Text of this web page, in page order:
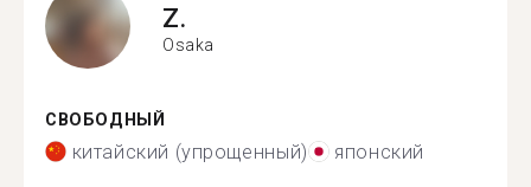
Z.
Osaka
СВОБОДНЫЙ
китайский (упрощенный) японский